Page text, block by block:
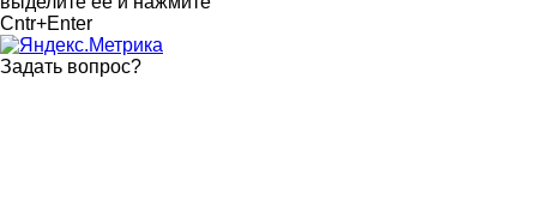
Cntr+Enter
Задать вопрос?